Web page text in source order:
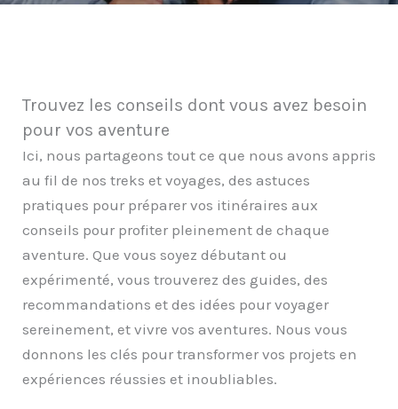
Trouvez les conseils dont vous avez besoin
pour vos aventure
Ici, nous partageons tout ce que nous avons appris
au fil de nos treks et voyages, des astuces
pratiques pour préparer vos itinéraires aux
conseils pour profiter pleinement de chaque
aventure. Que vous soyez débutant ou
expérimenté, vous trouverez des guides, des
recommandations et des idées pour voyager
sereinement, et vivre vos aventures. Nous vous
donnons les clés pour transformer vos projets en
expériences réussies et inoubliables.